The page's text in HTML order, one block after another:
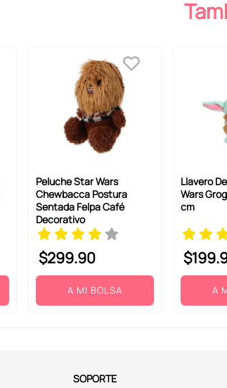
Peluche Star Wars
Chewbacca Postura
Sentada Felpa Café
Decorativo
$299.90
A MI BOLSA
Llavero
Wars
cm
$199.
A
SOPORTE